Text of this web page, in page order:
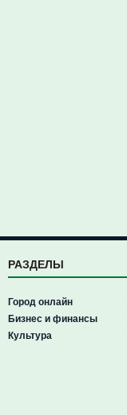
РАЗДЕЛЫ
Город онлайн
Бизнес и финансы
Культура